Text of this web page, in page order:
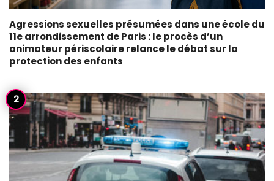
Agressions sexuelles présumées dans une école du
11e arrondissement de Paris : le procès d’un
animateur périscolaire relance le débat sur la
protection des enfants